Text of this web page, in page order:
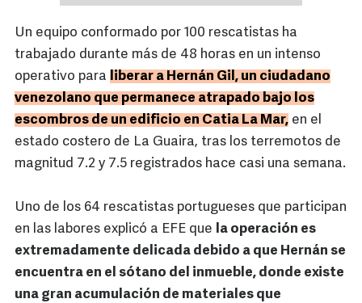
Un equipo conformado por 100 rescatistas ha
trabajado durante más de 48 horas en un intenso
operativo para liberar a Hernán Gil, un ciudadano
venezolano que permanece atrapado bajo los
escombros de un edificio en Catia La Mar, en el
estado costero de La Guaira, tras los terremotos de
magnitud 7.2 y 7.5 registrados hace casi una semana.
Uno de los 64 rescatistas portugueses que participan
en las labores explicó a EFE que la operación es
extremadamente delicada debido a que Hernán se
encuentra en el sótano del inmueble, donde existe
una gran acumulación de materiales que